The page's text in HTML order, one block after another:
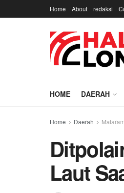
Home About redaksi
HOME DAERAH
Home Daerah Mataram
Laut